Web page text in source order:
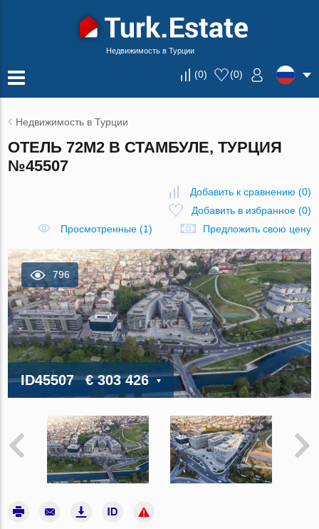
Недвижимость в Турции
(0) (0)
Недвижимость в Турции
ОТЕЛЬ 72М2 В СТАМБУЛЕ, ТУРЦИЯ
№45507
Добавить к сравнению (0)
Добавить в избранное(0)
Просмотренные (1)
Предложить свою цену
796
ID45507 € 303 426